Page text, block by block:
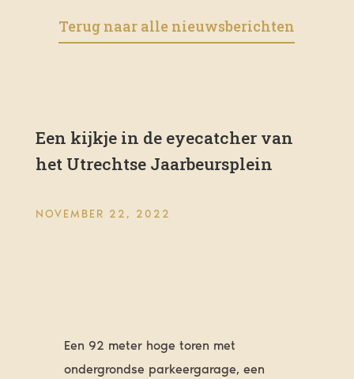
Terug naar alle nieuwsberichten
Een kijkje in de eyecatcher van
het Utrechtse Jaarbeursplein
NOVEMBER 22, 2022
Een 92 meter hoge toren met
ondergrondse parkeergarage, een